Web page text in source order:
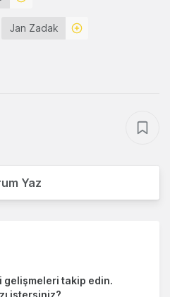
Jan Zadak
Yaz
gelişmeleri takip edin.